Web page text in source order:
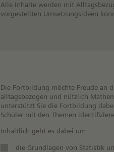
Alle Inhalte werden mit
vorgestellten Umsetzungsideen
Die Fortbildung möchte Freude an
alltagsbezogen und nützlich
unterstützt Sie die Fortbildung
Schüler mit den Themen
Inhaltlich geht es dabei um
die Grundlagen von Statistik